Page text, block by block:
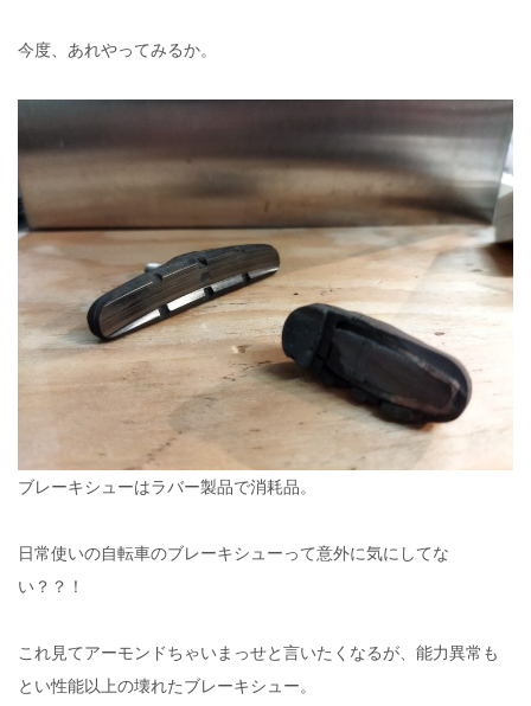
今度、あれやってみるか。
ブレーキシューはラバー製品で消耗品。
日常使いの自転車のブレーキシューって意外に気にしてな
い？？！
これ見てアーモンドちゃいまっせと言いたくなるが、能力異常も
とい性能以上の壊れたブレーキシュー。